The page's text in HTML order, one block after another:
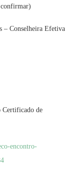
confirmar)
– Conselheira Efetiva
Certificado de
encontro-